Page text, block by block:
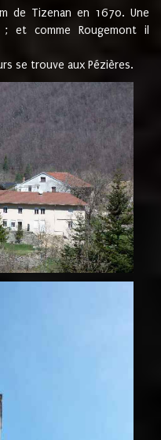
de Tizenan en 1670. Une
et comme Rougemont il
se trouve aux Pézières.